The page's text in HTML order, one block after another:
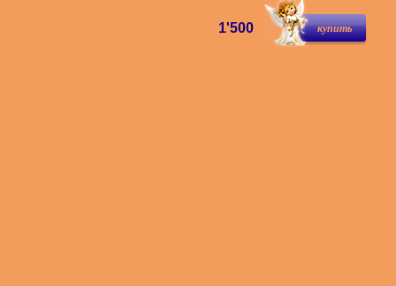
купить
1'500